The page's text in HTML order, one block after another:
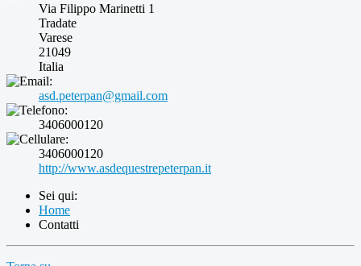
Via Filippo Marinetti 1
Tradate
Varese
21049
Italia
asd.peterpan@gmail.com
3406000120
3406000120
http://www.asdequestrepeterpan.it
Sei qui:
Home
Contatti